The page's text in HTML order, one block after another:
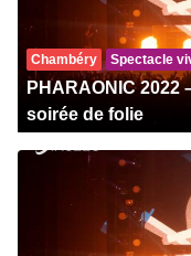
Chambéry Spectacle
PHARAONIC
soirée de folie